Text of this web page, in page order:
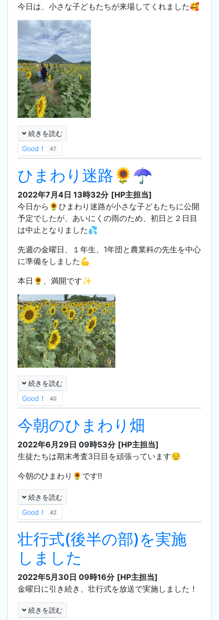
今日は、小さな子どもたちが来場してくれました‪🥰
続きを読む
Good！
47
ひまわり迷路🌻☂
2022年7月4日 13時32分 [HP主担当]
今日から🌻ひまわり迷路が小さな子どもたちに公開
予定でしたが、あいにくの雨のため、初日と２日目
は中止となりました💦
先週の金曜日、１年生、1年団と農業科の先生を中心
に準備をしました💪
本日🌻、満開です✨
続きを読む
Good！
40
今朝のひまわり畑
2022年6月29日 09時53分 [HP主担当]
生徒たちは期末考査3日目を頑張っています😌
今朝のひまわり🌻です‼️
続きを読む
Good！
42
壮行式(後半の部)を実施
しました
2022年5月30日 09時16分 [HP主担当]
金曜日に引き続き、壮行式を放送で実施しました！
続きを読む